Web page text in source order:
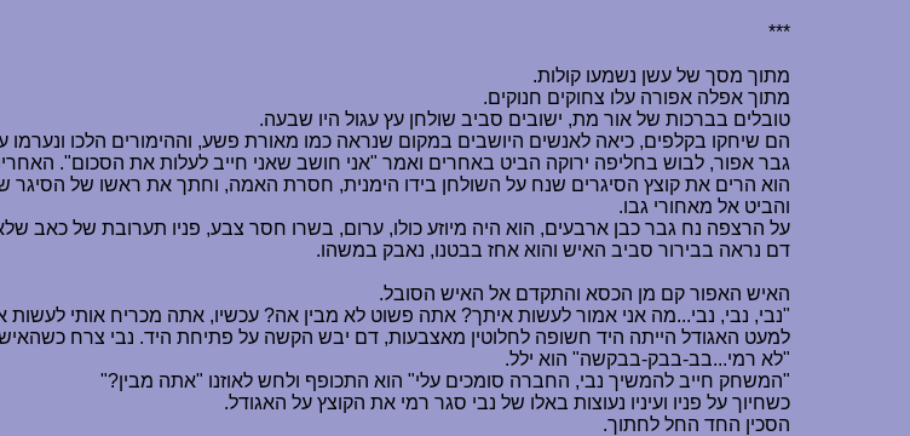
***
מתוך מסך של עשן נשמעו קולות.
מתוך אפלה אפורה עלו צחוקים חנוקים.
טובלים בברכות של אור מת, ישובים סביב שולחן עץ עגול היו שבעה.
הם שיחקו בקלפים, כיאה לאנשים היושבים במקום שנראה כמו מאורת פשע, וההימורים הלכו ונערמו
גבר אפור, לבוש בחליפה ירוקה הביט באחרים ואמר "אני חושב שאני חייב לעלות את הסכום".
הוא הרים את קוצץ הסיגרים שנח על השולחן בידו הימנית, חסרת האמה, וחתך את ראשו של הסיגר
והביט אל מאחורי גבו.
על הרצפה נח גבר כבן ארבעים, הוא היה מיוזע כולו, ערום, בשרו חסר צבע, פניו תערובת של כאב
דם נראה בבירור סביב האיש והוא אחז בבטנו, נאבק במשהו.
האיש האפור קם מן הכסא והתקדם אל האיש הסובל.
"נבי, נבי, נבי...מה אני אמור לעשות איתך? אתה פשוט לא מבין אה? עכשיו, אתה מכריח אותי
למעט האגודל הייתה היד חשופה לחלוטין מאצבעות, דם יבש הקשה על פתיחת היד. נבי צרח
"לא רמי...בב-בבק-בבקשה" הוא ילל.
"המשחק חייב להמשיך נבי, החברה סומכים עלי" הוא התכופף ולחש לאוזנו "אתה מבין?"
כשחיוך על פניו ועיניו נעוצות באלו של נבי סגר רמי את הקוצץ על האגודל.
הסכין החד החל לחתוך.